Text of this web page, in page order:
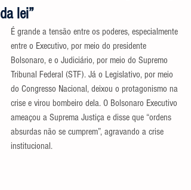
da lei”
É grande a tensão entre os poderes, especialmente
entre o Executivo, por meio do presidente
Bolsonaro, e o Judiciário, por meio do Supremo
Tribunal Federal (STF). Já o Legislativo, por meio
do Congresso Nacional, deixou o protagonismo na
crise e virou bombeiro dela. O Bolsonaro Executivo
ameaçou a Suprema Justiça e disse que “ordens
absurdas não se cumprem”, agravando a crise
institucional.